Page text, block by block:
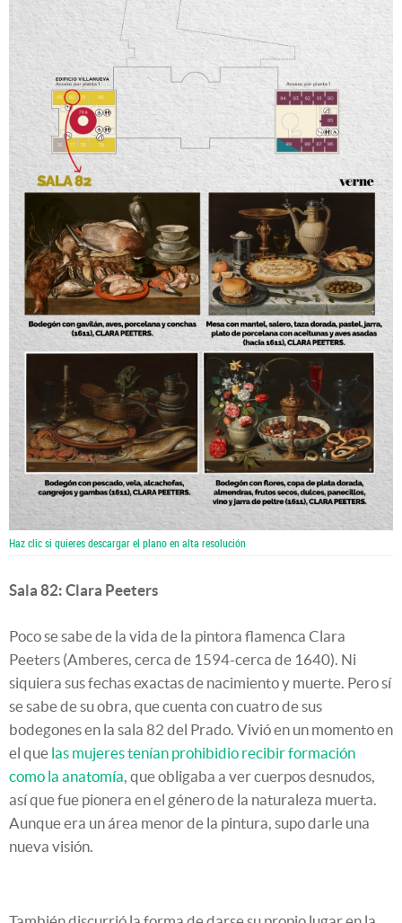
Haz clic si quieres descargar el plano en alta resolución
Sala 82: Clara Peeters
Poco se sabe de la vida de la pintora flamenca Clara
Peeters (Amberes, cerca de 1594-cerca de 1640) . Ni
siquiera sus fechas exactas de nacimiento y muerte. Pero sí
se sabe de su obra, que cuenta con cuatro de sus
bodegones en la sala 82 del Prado. Vivió en un momento en
el que las mujeres tenían prohibidio recibir formación
como la anatomía , que obligaba a ver cuerpos desnudos,
así que fue pionera en el género de la naturaleza muerta.
Aunque era un área menor de la pintura, supo darle una
nueva visión.